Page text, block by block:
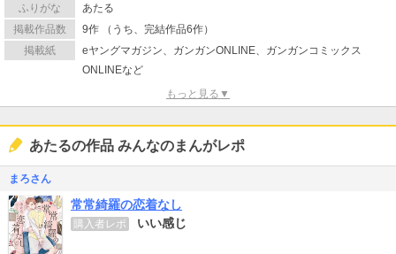
ふりがな
あたる
掲載作品数
9作 （うち、完結作品6作）
掲載紙
eヤングマガジン、ガンガンONLINE、ガンガンコミックス
ONLINEなど
もっと見る▼
あたるの作品 みんなのまんがレポ
まろさん
常常綺羅の恋着なし
購入者レポ いい感じ